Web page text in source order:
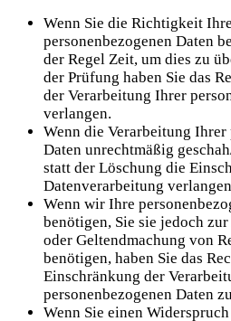
Wenn Sie die Richtigkeit
personenbezogenen Daten
der Regel Zeit, um dies zu
der Prüfung haben Sie das
der Verarbeitung Ihrer
verlangen.
Wenn die Verarbeitung Ihrer
Daten unrechtmäßig
statt der Löschung die
Datenverarbeitung
Wenn wir Ihre
benötigen, Sie sie jedoch
oder Geltendmachung von
benötigen, haben Sie das
Einschränkung der
personenbezogenen Daten
Wenn Sie einen